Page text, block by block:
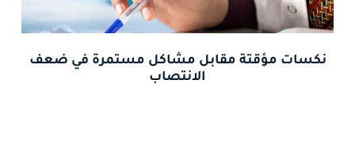
نكسات مؤقتة مقابل مشاكل مستمرة في ضعف
الانتصاب